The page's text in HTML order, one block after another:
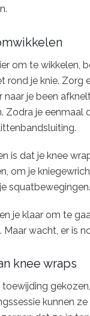
om te wikkelen,
rond je knie.
je been
Zodra je
is dat je knee
om je
squatbewegingen.
je klaar om te
wacht, er is
knee wraps
kunnen